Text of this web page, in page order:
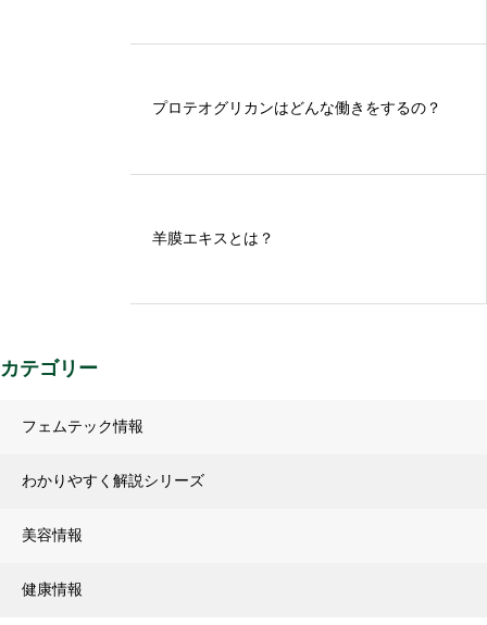
プロテオグリカンはどんな働きをするの？
羊膜エキスとは？
カテゴリー
フェムテック情報
わかりやすく解説シリーズ
美容情報
健康情報